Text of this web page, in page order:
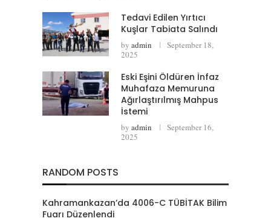
Tedavi Edilen Yırtıcı
Kuşlar Tabiata Salındı
by admin
September 18,
2025
Eski Eşini Öldüren İnfaz
Muhafaza Memuruna
Ağırlaştırılmış Mahpus
İstemi
by admin
September 16,
2025
RANDOM POSTS
Kahramankazan’da 4006-C TÜBİTAK Bilim
Fuarı Düzenlendi